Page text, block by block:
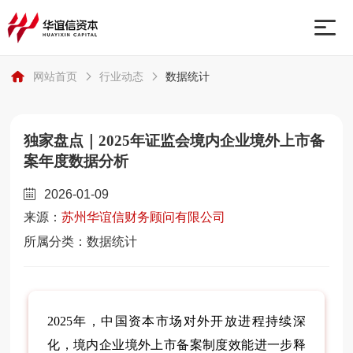
网站首页
业务板块
网站首页 行业动态 数据统计
独家盘点｜2025年证监会境内企业境外上市备
案年度数据分析
2026-01-09
来源：苏州华谊信财务顾问有限公司
所属分类：数据统计
2025年，中国资本市场对外开放进程持续深
化，境内企业境外上市备案制度效能进一步释